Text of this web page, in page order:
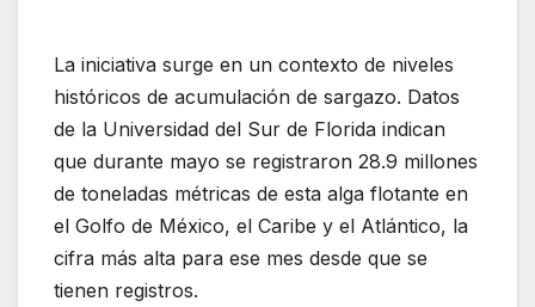
La iniciativa surge en un contexto de niveles
históricos de acumulación de sargazo. Datos
de la Universidad del Sur de Florida indican
que durante mayo se registraron 28.9 millones
de toneladas métricas de esta alga flotante en
el Golfo de México, el Caribe y el Atlántico, la
cifra más alta para ese mes desde que se
tienen registros.